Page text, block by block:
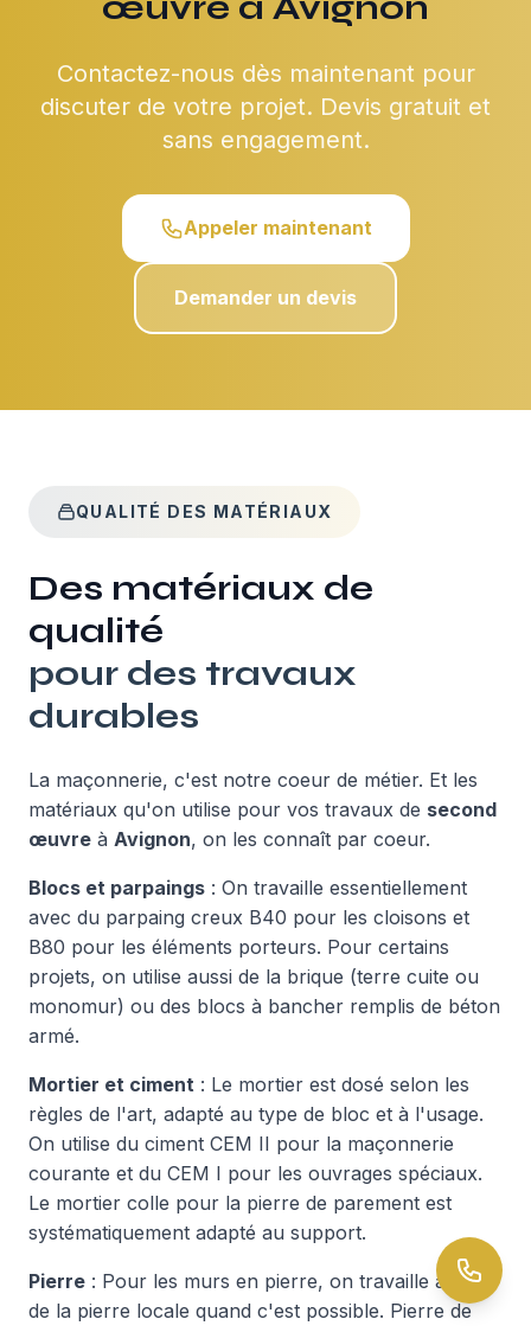
Contactez-nous dès maintenant pour
discuter de votre projet. Devis gratuit et
sans engagement.
Appeler maintenant
Demander un devis
QUALITÉ DES MATÉRIAUX
Des matériaux de
qualité
pour des travaux
durables
La maçonnerie, c'est notre coeur de métier. Et les
matériaux qu'on utilise pour vos travaux de second
œuvre à Avignon, on les connaît par coeur.
Blocs et parpaings : On travaille essentiellement
avec du parpaing creux B40 pour les cloisons et
B80 pour les éléments porteurs. Pour certains
projets, on utilise aussi de la brique (terre cuite ou
monomur) ou des blocs à bancher remplis de béton
armé.
Mortier et ciment : Le mortier est dosé selon les
règles de l'art, adapté au type de bloc et à l'usage.
On utilise du ciment CEM II pour la maçonnerie
courante et du CEM I pour les ouvrages spéciaux.
Le mortier colle pour la pierre de parement est
systématiquement adapté au support.
Pierre : Pour les murs en pierre, on travaille avec
de la pierre locale quand c'est possible. Pierre de